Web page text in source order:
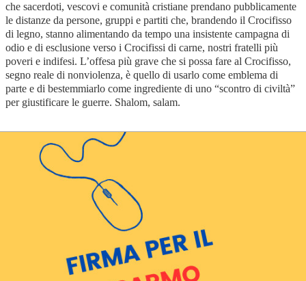
che sacerdoti, vescovi e comunità cristiane prendano pubblicamente
le distanze da persone, gruppi e partiti che, brandendo il Crocifisso
di legno, stanno alimentando da tempo una insistente campagna di
odio e di esclusione verso i Crocifissi di carne, nostri fratelli più
poveri e indifesi. L’offesa più grave che si possa fare al Crocifisso,
segno reale di nonviolenza, è quello di usarlo come emblema di
parte e di bestemmiarlo come ingrediente di uno “scontro di civiltà”
per giustificare le guerre. Shalom, salam.